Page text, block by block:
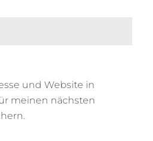
und Website in
meinen nächsten